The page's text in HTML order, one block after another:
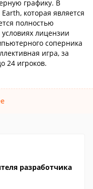
графику. В
которая является
полностью
лицензии
соперника
игра, за
24 игроков.
разработчика